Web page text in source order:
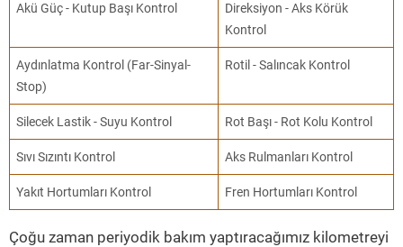
Akü Güç - Kutup Başı Kontrol
Direksiyon - Aks Körük
Kontrol
Aydınlatma Kontrol (Far-Sinyal-
Stop)
Rotil - Salıncak Kontrol
Silecek Lastik - Suyu Kontrol Rot Başı - Rot Kolu Kontrol
Sıvı Sızıntı Kontrol Aks Rulmanları Kontrol
Yakıt Hortumları Kontrol Fren Hortumları Kontrol
Çoğu zaman periyodik bakım yaptıracağımız kilometreyi